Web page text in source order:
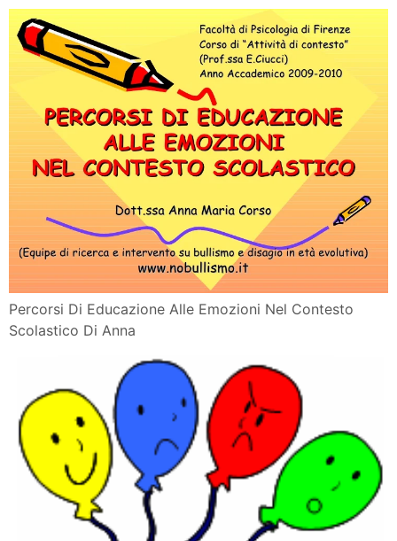
Percorsi Di Educazione Alle Emozioni Nel Contesto
Scolastico Di Anna